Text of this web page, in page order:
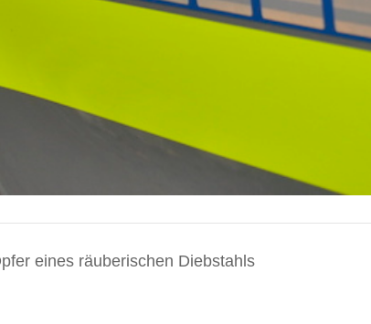
eines räuberischen Diebstahls